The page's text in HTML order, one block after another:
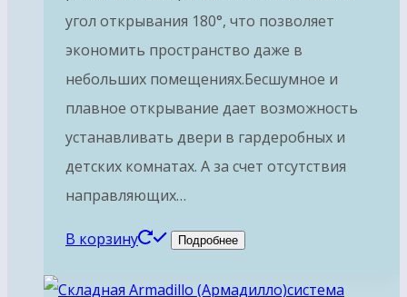
угол открывания 180°, что позволяет
экономить пространство даже в
небольших помещениях.Бесшумное и
плавное открывание дает возможность
устанавливать двери в гардеробных и
детских комнатах. А за счет отсутствия
направляющих…
В корзину Подробнее